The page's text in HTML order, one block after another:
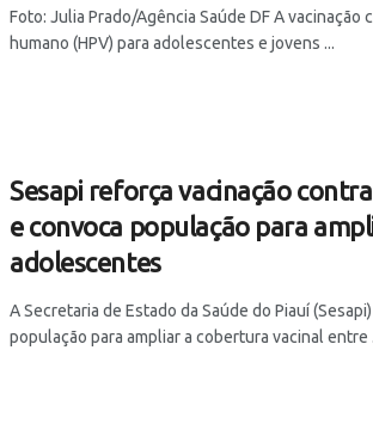
Foto: Julia Prado/Agência Saúde DF A vacinação
humano (HPV) para adolescentes e jovens ...
Sesapi reforça vacinação
e convoca população para
adolescentes
A Secretaria de Estado da Saúde do Piauí
população para ampliar a cobertura vacinal entre